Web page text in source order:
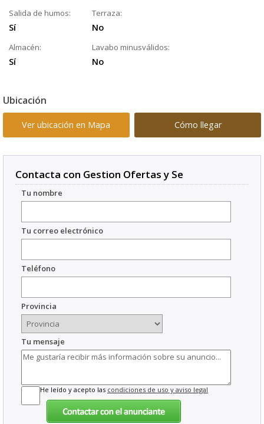
Salida de humos:
Sí
Terraza:
No
Almacén:
Sí
Lavabo minusválidos:
No
Ubicación
Ver ubicación en Mapa Cómo llegar
Contacta con Gestion Ofertas y Se
Tu nombre
Tu correo electrónico
Teléfono
Provincia
Tu mensaje
He leído y acepto las condiciones de uso y aviso legal